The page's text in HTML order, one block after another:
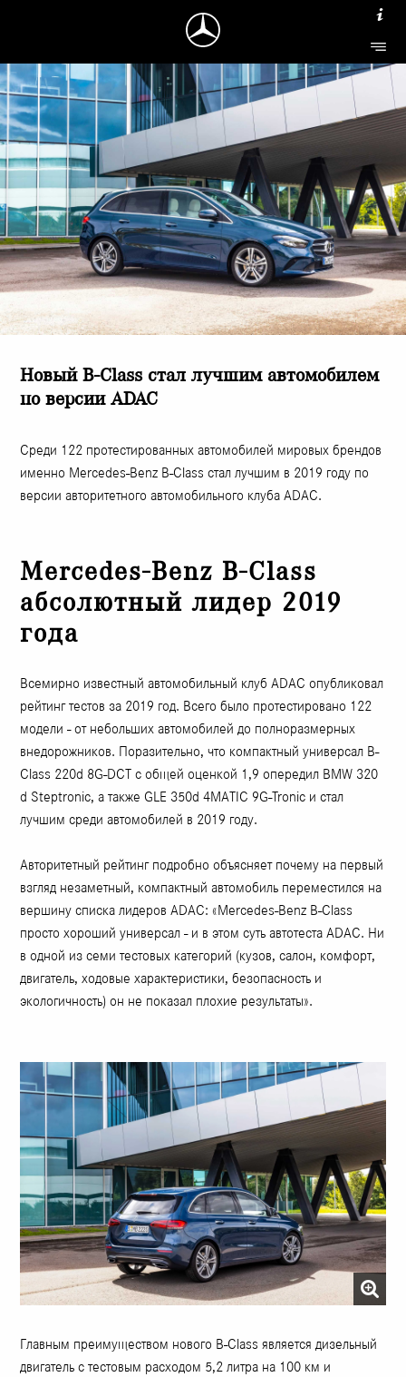
Новый B-Class стал лучшим автомобилем
по версии ADAC
Среди 122 протестированных автомобилей мировых брендов
именно Mercedes-Benz B-Class стал лучшим в 2019 году по
версии авторитетного автомобильного клуба ADAC.
Mercedes-Benz B-Class
абсолютный лидер 2019
года
Всемирно известный автомобильный клуб ADAC опубликовал
рейтинг тестов за 2019 год. Всего было протестировано 122
модели - от небольших автомобилей до полноразмерных
внедорожников. Поразительно, что компактный универсал B-
Class 220d 8G-DCT с общей оценкой 1,9 опередил BMW 320
d Steptronic, а также GLE 350d 4MATIC 9G-Tronic и стал
лучшим среди автомобилей в 2019 году.
Авторитетный рейтинг подробно объясняет почему на первый
взгляд незаметный, компактный автомобиль переместился на
вершину списка лидеров ADAC: «Mercedes-Benz B-Class
просто хороший универсал - и в этом суть автотеста ADAC. Ни
в одной из семи тестовых категорий (кузов, салон, комфорт,
двигатель, ходовые характеристики, безопасность и
экологичность) он не показал плохие результаты».
Главным преимуществом нового B-Class является дизельный
двигатель с тестовым расходом 5,2 литра на 100 км и